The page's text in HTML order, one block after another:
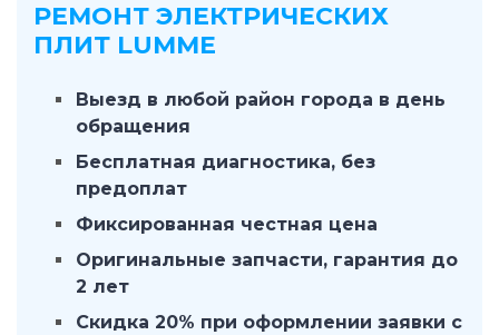
РЕМОНТ ЭЛЕКТРИЧЕСКИХ
ПЛИТ LUMME
Выезд в любой район города в день
обращения
Бесплатная диагностика, без
предоплат
Фиксированная честная цена
Оригинальные запчасти, гарантия до
2 лет
Скидка 20% при оформлении заявки с